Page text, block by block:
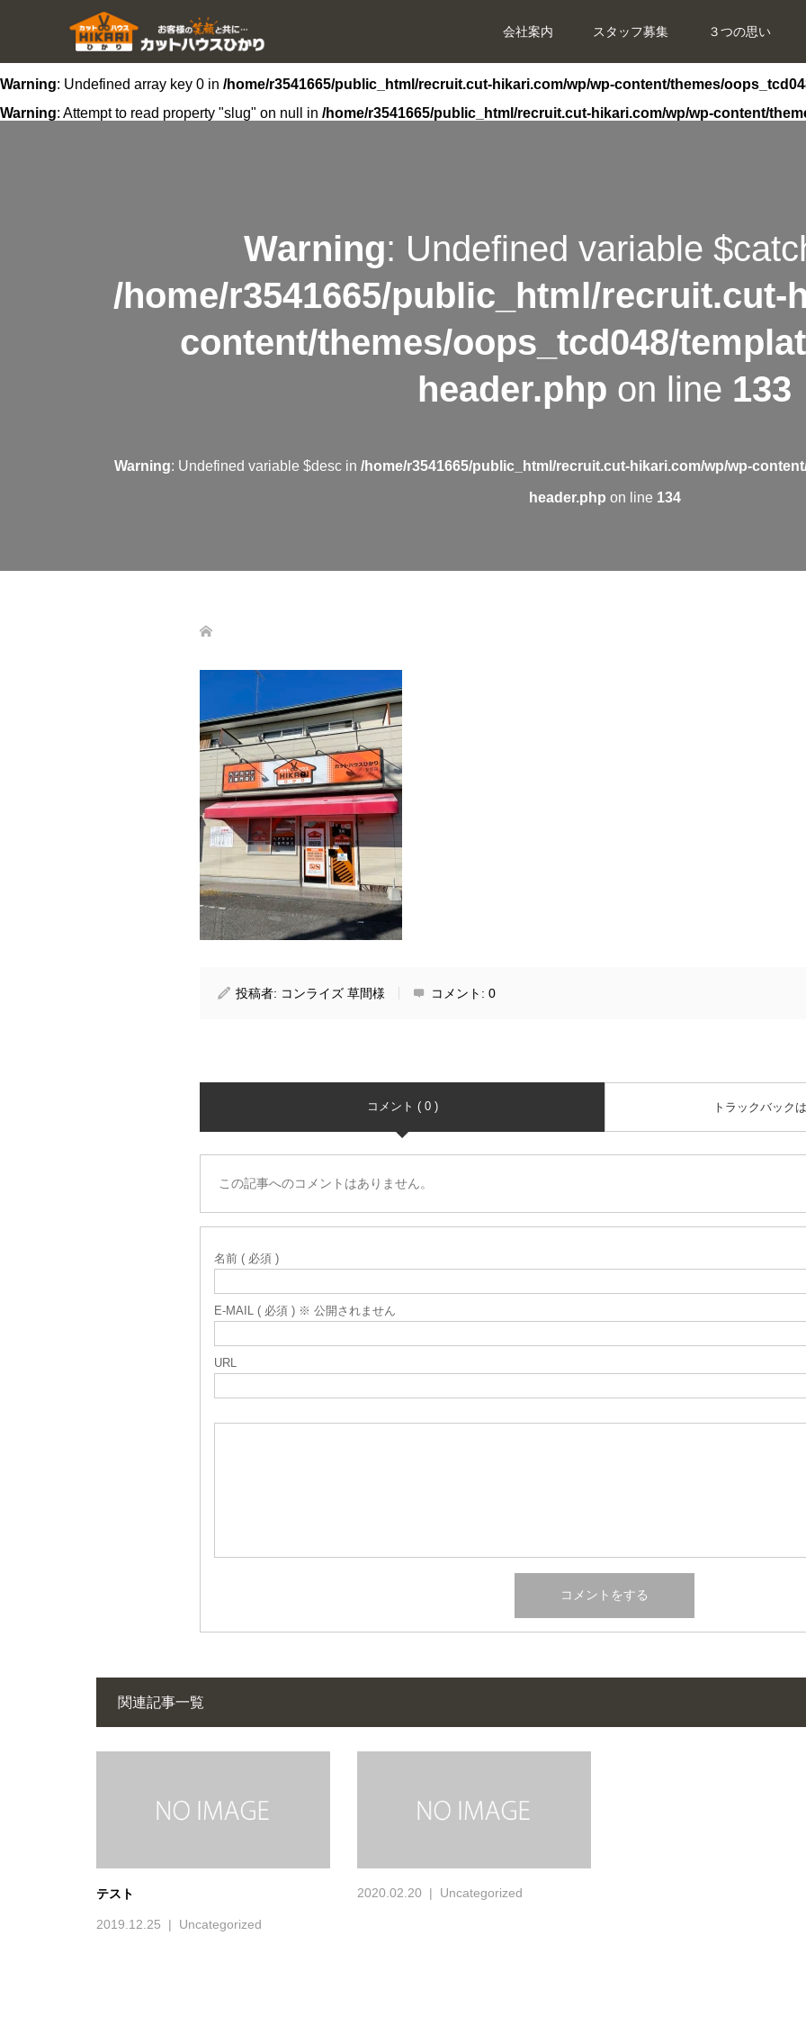
会社案内 スタッフ募集 ３つの思い
Warning: Undefined array key 0 in /home/r3541665/public_html/recruit.cut-hikari.com/wp/wp-content/themes/
Warning: Attempt to read property "slug" on null in /home/r3541665/public_html/recruit.cut-hikari.com/wp/wp-content/
Warning: Undefined variable
/home/r3541665/public_html/recruit.cut-
content/themes/oops_tcd048/
header.php on line 133
Warning: Undefined variable $desc in /home/r3541665/public_html/recruit.cut-hikari.com/wp/wp-
header.php on line 134
投稿者: コンライズ 草間様 コメント: 0
コメント ( 0 ) トラックバック
この記事へのコメントはありません。
名前 ( 必須 )
E-MAIL ( 必須 ) ※ 公開されません
URL
関連記事一覧
テスト
2019.12.25 Uncategorized
2020.02.20 Uncategorized